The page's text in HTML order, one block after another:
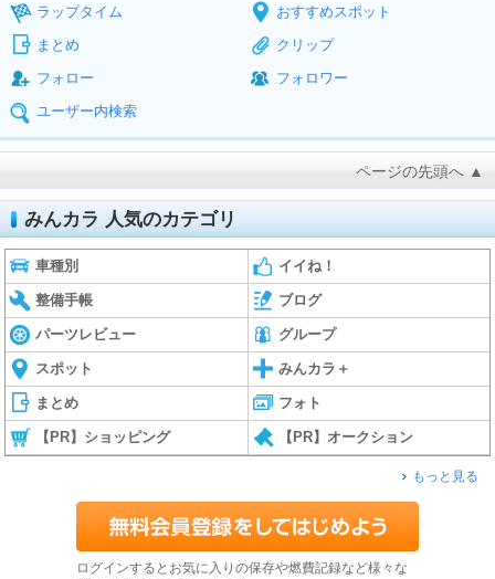
ラップタイム
おすすめスポット
まとめ
クリップ
フォロー
フォロワー
ユーザー内検索
ページの先頭へ ▲
みんカラ 人気のカテゴリ
車種別 イイね！
整備手帳 ブログ
パーツレビュー グループ
スポット みんカラ＋
まとめ フォト
【PR】ショッピング 【PR】オークション
もっと見る
ログインするとお気に入りの保存や燃費記録など様々な